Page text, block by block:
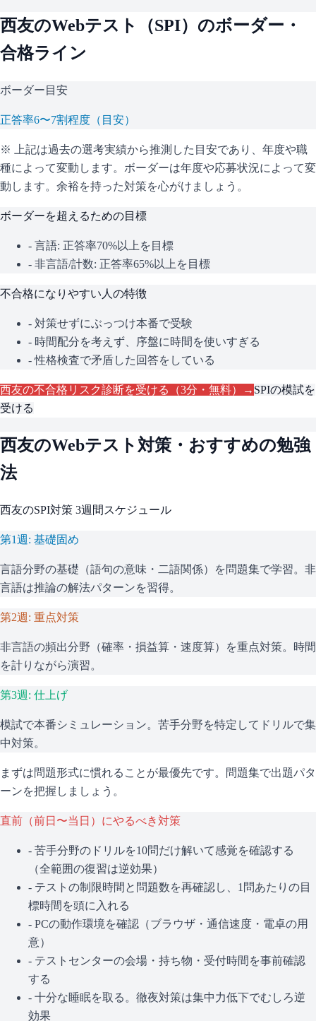
西友のWebテスト（SPI）のボーダー・
合格ライン
ボーダー目安
正答率6〜7割程度（目安）
※ 上記は過去の選考実績から推測した目安であり、年度や職
種によって変動します。 ボーダーは年度や応募状況によって変
動します。余裕を持った対策を心がけましょう。
ボーダーを超えるための目標
- 言語: 正答率70%以上を目標
- 非言語/計数: 正答率65%以上を目標
不合格になりやすい人の特徴
- 対策せずにぶっつけ本番で受験
- 時間配分を考えず、序盤に時間を使いすぎる
- 性格検査で矛盾した回答をしている
西友の不合格リスク診断を受ける（3分・無料）→ SPIの模試を
受ける
西友のWebテスト対策・おすすめの勉強
法
西友のSPI対策 3週間スケジュール
第1週: 基礎固め
言語分野の基礎（語句の意味・二語関係）を問題集で学習。非
言語は推論の解法パターンを習得。
第2週: 重点対策
非言語の頻出分野（確率・損益算・速度算）を重点対策。時間
を計りながら演習。
第3週: 仕上げ
模試で本番シミュレーション。苦手分野を特定してドリルで集
中対策。
まずは問題形式に慣れることが最優先です。問題集で出題パタ
ーンを把握しましょう。
直前（前日〜当日）にやるべき対策
- 苦手分野のドリルを10問だけ解いて感覚を確認する
（全範囲の復習は逆効果）
- テストの制限時間と問題数を再確認し、1問あたりの目
標時間を頭に入れる
- PCの動作環境を確認（ブラウザ・通信速度・電卓の用
意）
- テストセンターの会場・持ち物・受付時間を事前確認
する
- 十分な睡眠を取る。徹夜対策は集中力低下でむしろ逆
効果